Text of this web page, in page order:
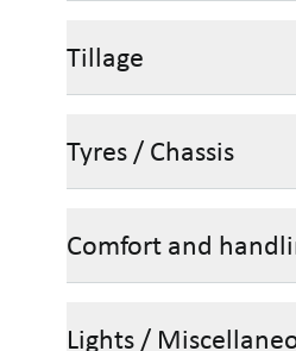
Tillage
Tyres / Chassis
Comfort and
Lights /